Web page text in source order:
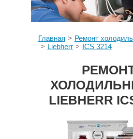
Главная
Ремонт
Liebherr
ICS 3214
LIEBHERR